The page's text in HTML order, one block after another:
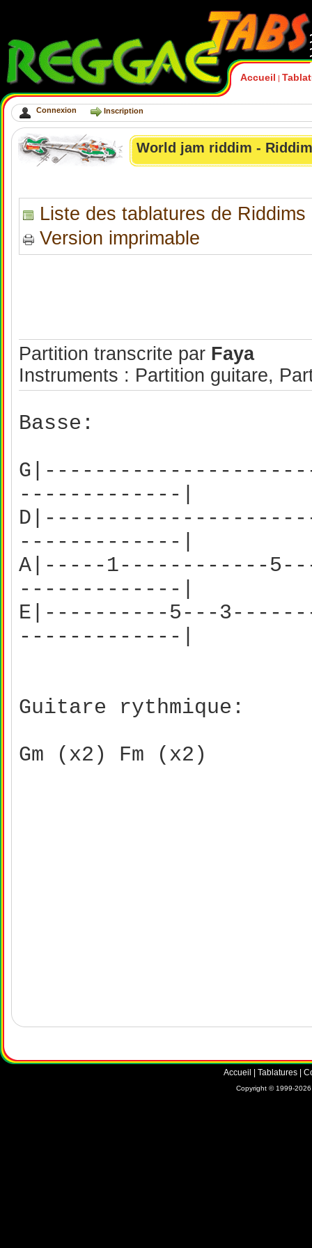
Accueil |
Connexion Inscription
World jam riddim -
Liste des tablatures de Riddims
Version imprimable
Partition transcrite par Faya
Instruments : Partition guitare,
Basse:
-------------|
-------------|
A|-----1------------
-------------|
E|----------5---
-------------|
Guitare rythmique:
Gm (x2) Fm (x2)
Accueil Tablatures
Copyright © 1999-